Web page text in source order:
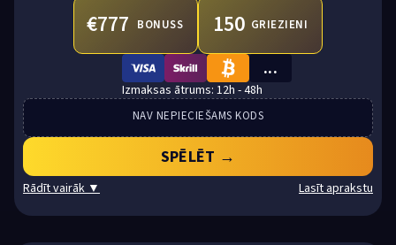
€777 BONUSS 150 GRIEZIENI
...
12h - 48h
NAV NEPIECIEŠAMS KODS
SPĒLĒT →
Rādīt vairāk ▼ Lasīt aprakstu